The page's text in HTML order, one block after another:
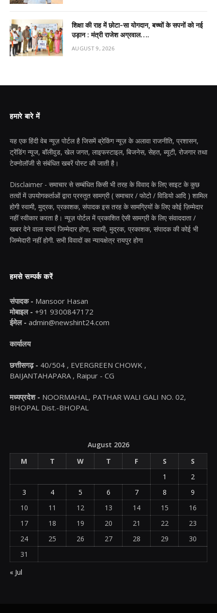
शिक्षा की राह में छोटा-सा योगदान, बच्चों के सपनों को नई
उड़ान : मंत्री राजेश अग्रवाल….
AUGUST 9, 2026
हमारे बारे में
यह एक हिंदी वेब न्यूज़ पोर्टल है जिसमें ब्रेकिंग न्यूज़ के अलावा राजनीति, प्रशासन,
ट्रेंडिंग न्यूज, बॉलीवुड, खेल जगत, लाइफस्टाइल, बिजनेस, सेहत, ब्यूटी, रोजगार तथा
टेक्नोलॉजी से संबंधित खबरें पोस्ट की जाती है।
Disclaimer - समाचार से सम्बंधित किसी भी तरह के विवाद के लिए साइट के कुछ
तत्वों में उपयोगकर्ताओं द्वारा प्रस्तुत सामग्री ( समाचार / फोटो / विडियो आदि ) शामिल
होगी स्वामी, मुद्रक, प्रकाशक, संपादक इस तरह के सामग्रियों के लिए कोई ज़िम्मेदार
नहीं स्वीकार करता है। न्यूज़ पोर्टल में प्रकाशित ऐसी सामग्री के लिए संवाददाता /
खबर देने वाला स्वयं जिम्मेदार होगा, स्वामी, मुद्रक, प्रकाशक, संपादक की कोई भी
जिम्मेदारी नहीं होगी. सभी विवादों का न्यायक्षेत्र रायपुर होगा
हमसे सम्पर्क करें
संपादक - Mansoor Hasan
मोबाइल - +91 9300847172
ईमेल - admin@newshint24.com
कार्यालय
छत्तीसगढ़ - 40/504 , EVERGREEN CHOWK ,
BAIJANTAHAPARA , Raipur - CG
मध्यप्रदेश - NOORMAHAL, PATHAR WALI GALI NO. 02,
BHOPAL Dist.-BHOPAL
August 2026
M
T W T F S
S
1
2
3
4 5 6 7 8
9
10
11 12 13 14 15
16
17
18 19 20 21 22
23
24
25 26 27 28 29
30
31
« Jul